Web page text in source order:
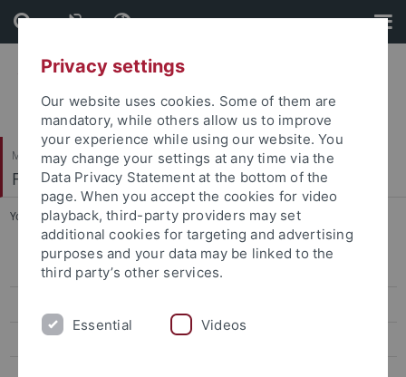
Skip
to
content
Skip
to
footer
Mathematisch-Naturwissenschaftliche Fakultät
Fachbereich Informatik
You are here: Startseite ... Praxis & Beruf
Personen und Kontakte
Downloads
Privacy settings
Our website uses cookies. Some of them are
mandatory, while others allow us to improve
your experience while using our website. You
may change your settings at any time via the
Data Privacy Statement at the bottom of the
page. When you accept the cookies for video
playback, third-party providers may set
additional cookies for targeting and advertising
purposes and your data may be linked to the
third party’s other services.
Essential Videos